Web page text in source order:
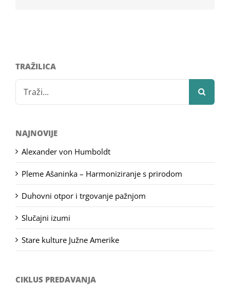
TRAŽILICA
Search
for:
NAJNOVIJE
Alexander von Humboldt
Pleme Ašaninka – Harmoniziranje s prirodom
Duhovni otpor i trgovanje pažnjom
Slučajni izumi
Stare kulture Južne Amerike
CIKLUS PREDAVANJA